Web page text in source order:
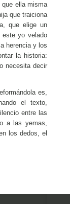
ella misma
que traiciona
que elige un
este yo velado
herencia y los
la historia:
necesita decir
es,
el texto,
entre las
a las yemas,
los dedos, el